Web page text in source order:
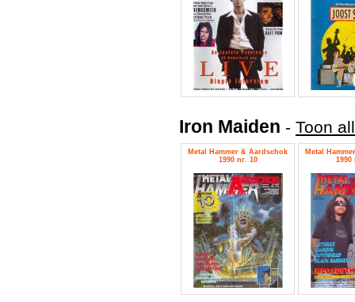
Iron Maiden - Toon
Metal Hammer & Aardschok
1990 nr. 10
Metal
1990